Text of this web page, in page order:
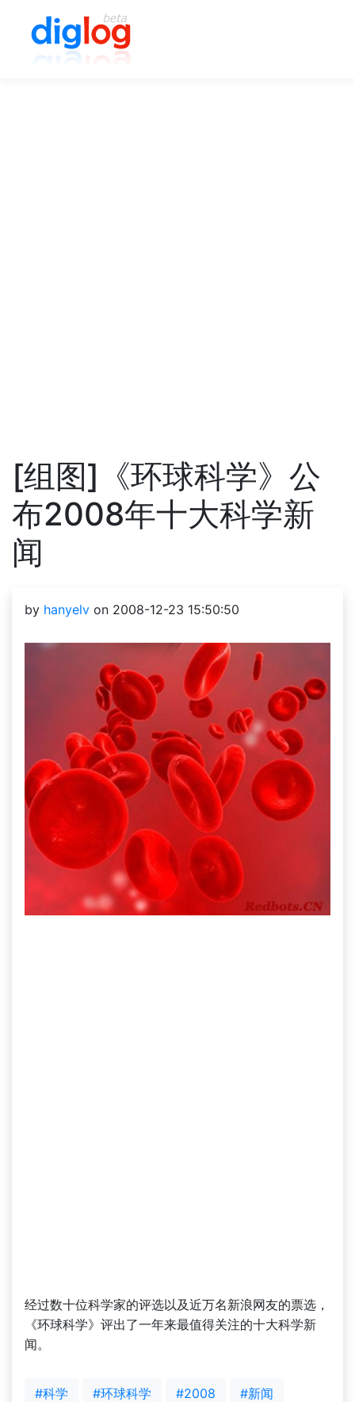
[组图]《环球科学》公
布2008年十大科学新
闻
by hanyelv on 2008-12-23 15:50:50
经过数十位科学家的评选以及近万名新浪网友的票选，
《环球科学》评出了一年来最值得关注的十大科学新
闻。
#科学 #环球科学 #2008 #新闻